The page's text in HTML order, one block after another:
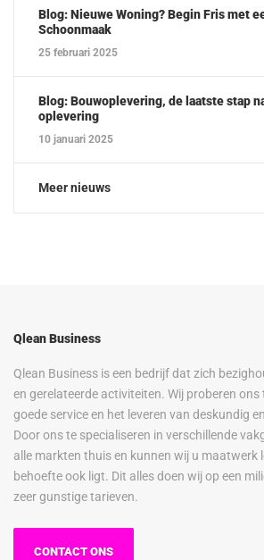
Blog: Nieuwe Woning? Begin Fris met
Schoonmaak
25 februari 2025
Blog: Bouwoplevering, de laatste stap
oplevering
10 januari 2025
Meer nieuws
Qlean Business
Qlean Business is een bedrijf dat zich
en gerelateerde activiteiten. Wij proberen
goede service en het leveren van deskundig
Door ons te specialiseren in verschillende
alle markten thuis en kunnen wij u maatwerk
behoefte ook ligt. Dit alles doen wij op een
zeer gunstige tarieven.
CONTACT ONS